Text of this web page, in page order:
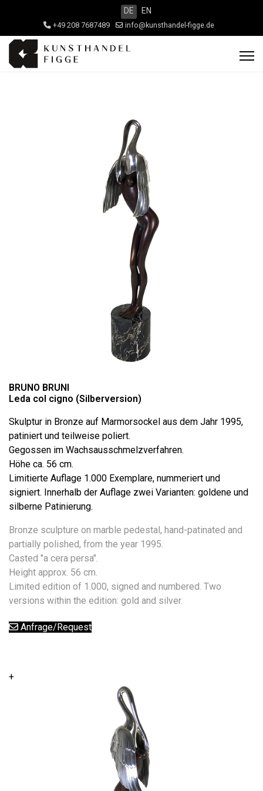
DE EN
+49 208 7687489 info@kunsthandel-figge.de
BRUNO BRUNI
Leda col cigno (Silberversion)
Skulptur in Bronze auf Marmorsockel aus dem Jahr 1995,
patiniert und teilweise poliert.
Gegossen im Wachsausschmelzverfahren.
Höhe ca. 56 cm.
Limitierte Auflage 1.000 Exemplare, nummeriert und
signiert. Innerhalb der Auflage zwei Varianten: goldene und
silberne Patinierung.
Bronze sculpture on marble pedestal, hand-patinated and
partially polished, from the year 1995.
Casted "a cera persa".
Height approx. 56 cm.
Limited edition of 1.000, signed and numbered. Two
versions within the edition: gold and silver.
Anfrage/Request
+